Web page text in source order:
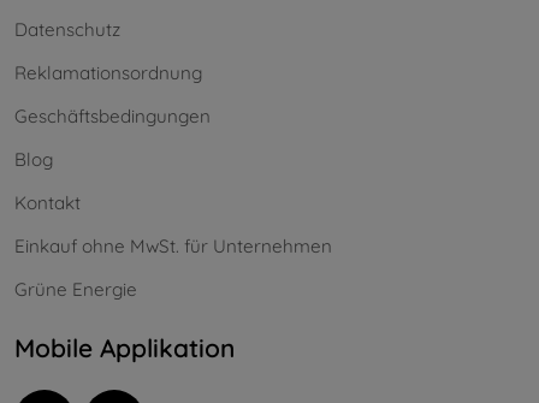
Datenschutz
Reklamationsordnung
Geschäftsbedingungen
Blog
Kontakt
Einkauf ohne MwSt. für Unternehmen
Grüne Energie
Mobile Applikation